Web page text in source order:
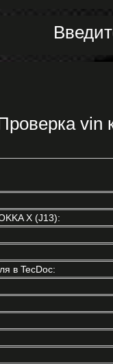
vin
X (J13):
в TecDoc: